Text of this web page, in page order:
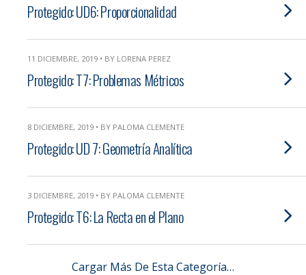
Protegido: UD6: Proporcionalidad
11 DICIEMBRE, 2019 • BY LORENA PEREZ
Protegido: T7: Problemas Métricos
8 DICIEMBRE, 2019 • BY PALOMA CLEMENTE
Protegido: UD 7: Geometría Analítica
3 DICIEMBRE, 2019 • BY PALOMA CLEMENTE
Protegido: T6: La Recta en el Plano
Cargar Más De Esta Categoría…